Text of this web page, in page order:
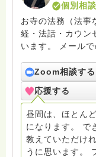
個別相
お寺の法務（法事
経・法話・カウン
います。 メールで
hasunohaの回答
おりますので、
接でのカウンセリ
連絡をお願いしま
Zoom相談する
応援する
昼間は、ほとん
になります。 で
教えていただけ
うに思います。